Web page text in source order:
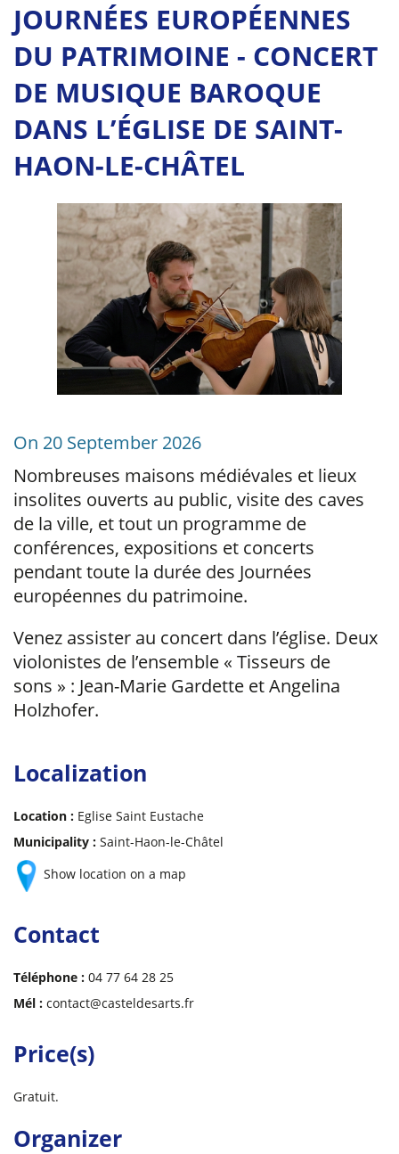
JOURNÉES EUROPÉENNES
DU PATRIMOINE - CONCERT
DE MUSIQUE BAROQUE
DANS L’ÉGLISE DE SAINT-
HAON-LE-CHÂTEL
On 20 September 2026
Nombreuses maisons médiévales et lieux
insolites ouverts au public, visite des caves
de la ville, et tout un programme de
conférences, expositions et concerts
pendant toute la durée des Journées
européennes du patrimoine.
Venez assister au concert dans l’église. Deux
violonistes de l’ensemble « Tisseurs de
sons » : Jean-Marie Gardette et Angelina
Holzhofer.
Localization
Location : Eglise Saint Eustache
Municipality : Saint-Haon-le-Châtel
Show location on a map
Contact
Téléphone : 04 77 64 28 25
Mél : contact@casteldesarts.fr
Price(s)
Gratuit.
Organizer